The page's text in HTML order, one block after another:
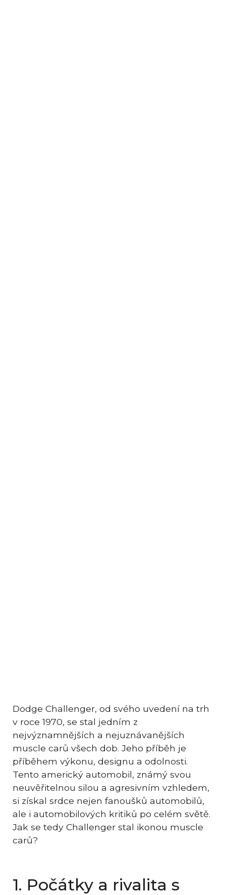
Dodge Challenger, od svého uvedení na trh
v roce 1970, se stal jedním z
nejvýznamnějších a nejuznávanějších
muscle carů všech dob. Jeho příběh je
příběhem výkonu, designu a odolnosti.
Tento americký automobil, známý svou
neuvěřitelnou silou a agresivním vzhledem,
si získal srdce nejen fanoušků automobilů,
ale i automobilových kritiků po celém světě.
Jak se tedy Challenger stal ikonou muscle
carů?
1. Počátky a rivalita s